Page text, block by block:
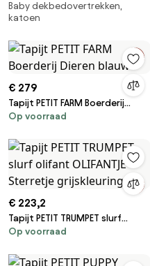
katoen, Scenario
Baby dekbedovertrekken,
katoen
€ 279
Tapijt PETIT FARM Boerderij
Dieren blauw
Op voorraad
€ 223,2
Tapijt PETIT TRUMPET slurf
olifant OLIFANTJE Sterretje
Op voorraad